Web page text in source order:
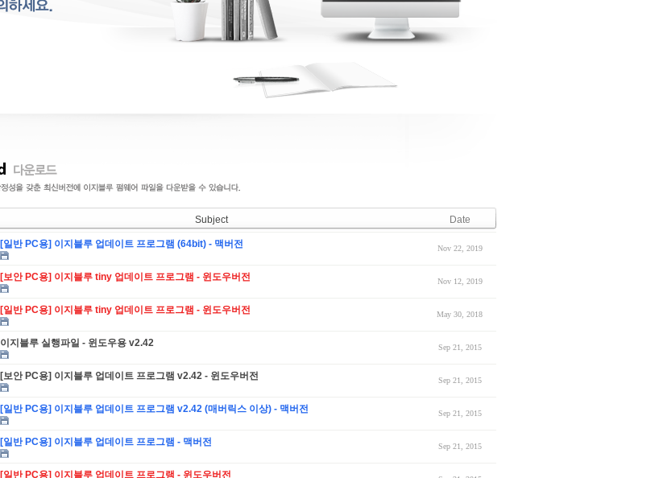
Subject Date
[일반 PC용] 이지블루 업데이트 프로그램 (64bit) - 맥버전 Nov 22, 2019
[보안 PC용] 이지블루 tiny 업데이트 프로그램 - 윈도우버전 Nov 12, 2019
[일반 PC용] 이지블루 tiny 업데이트 프로그램 - 윈도우버전 May 30, 2018
이지블루 실행파일 - 윈도우용 v2.42 Sep 21, 2015
[보안 PC용] 이지블루 업데이트 프로그램 v2.42 - 윈도우버전 Sep 21, 2015
[일반 PC용] 이지블루 업데이트 프로그램 v2.42 (매버릭스 이상) - 맥버전 Sep 21, 2015
[일반 PC용] 이지블루 업데이트 프로그램 - 맥버전 Sep 21, 2015
[일반 PC용] 이지블루 업데이트 프로그램 - 윈도우버전